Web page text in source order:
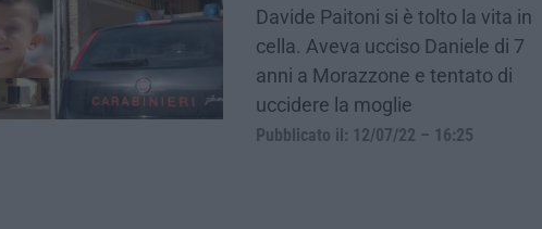
Davide Paitoni si è tolto la vita in
cella. Aveva ucciso Daniele di 7
anni a Morazzone e tentato di
uccidere la moglie
Pubblicato il: 12/07/22 – 16:25